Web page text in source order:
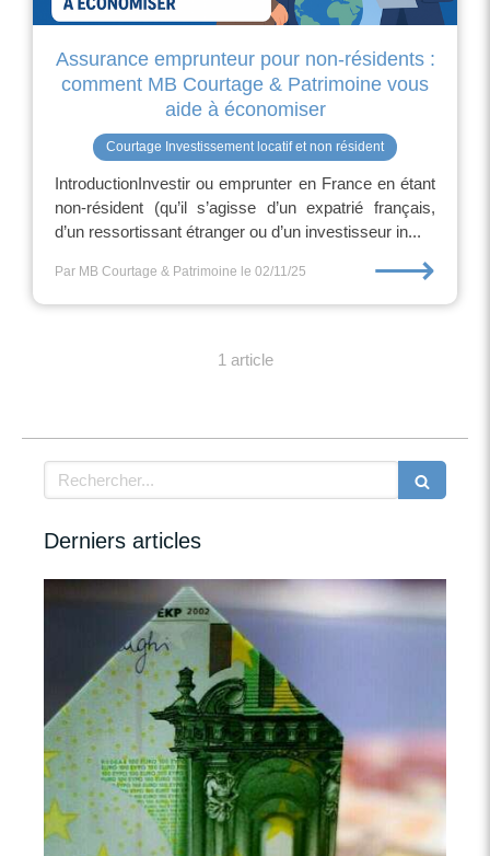
Assurance emprunteur pour non-résidents :
comment MB Courtage & Patrimoine vous
aide à économiser
Courtage Investissement locatif et non résident
IntroductionInvestir ou emprunter en France en étant
non-résident (qu’il s’agisse d’un expatrié français,
d’un ressortissant étranger ou d’un investisseur in...
Par MB Courtage & Patrimoine le 02/11/25 ⟶
1 article
Rechercher
Derniers articles